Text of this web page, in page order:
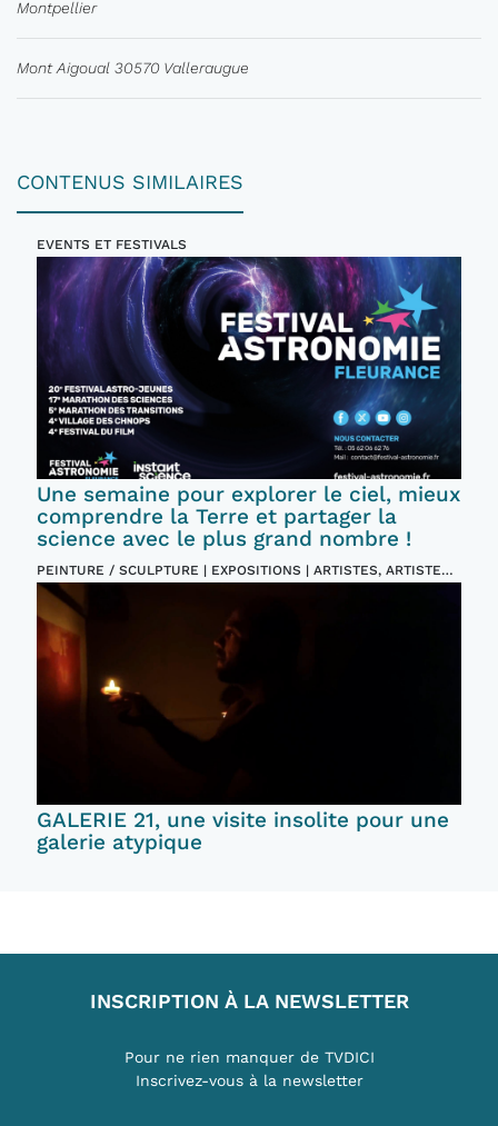
Montpellier
Mont Aigoual 30570 Valleraugue
CONTENUS SIMILAIRES
EVENTS ET FESTIVALS
Une semaine pour explorer le ciel, mieux
comprendre la Terre et partager la
science avec le plus grand nombre !
PEINTURE / SCULPTURE | EXPOSITIONS | ARTISTES, ARTISTES
PLASTICIENS | EVENTS ET FESTIVALS
GALERIE 21, une visite insolite pour une
galerie atypique
INSCRIPTION À LA NEWSLETTER
Pour ne rien manquer de TVDICI
Inscrivez-vous à la newsletter